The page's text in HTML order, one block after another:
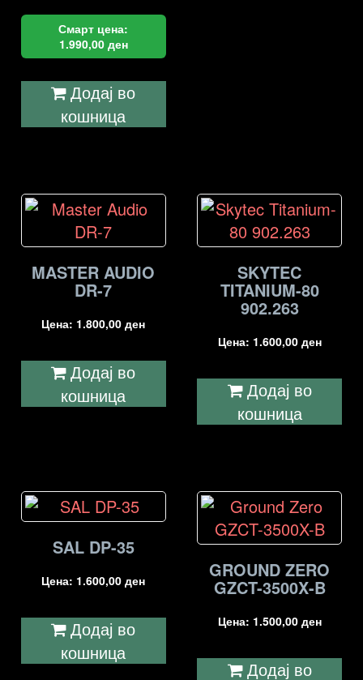
Смарт цена:
1.990,00 ден
Додај во
кошница
MASTER AUDIO
DR-7
Цена: 1.800,00ден
Додај во
кошница
SKYTEC
TITANIUM-80
902.263
Цена: 1.600,00 ден
Додај во
кошница
SAL DP-35
Цена: 1.600,00ден
Додај во
кошница
GROUND ZERO
GZCT-3500X-B
Цена: 1.500,00 ден
Додај во